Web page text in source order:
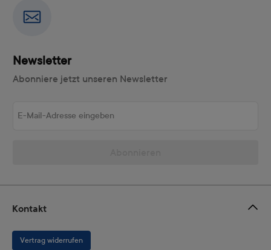
Newsletter
Abonniere jetzt unseren Newsletter
Kontakt
Vertrag widerrufen